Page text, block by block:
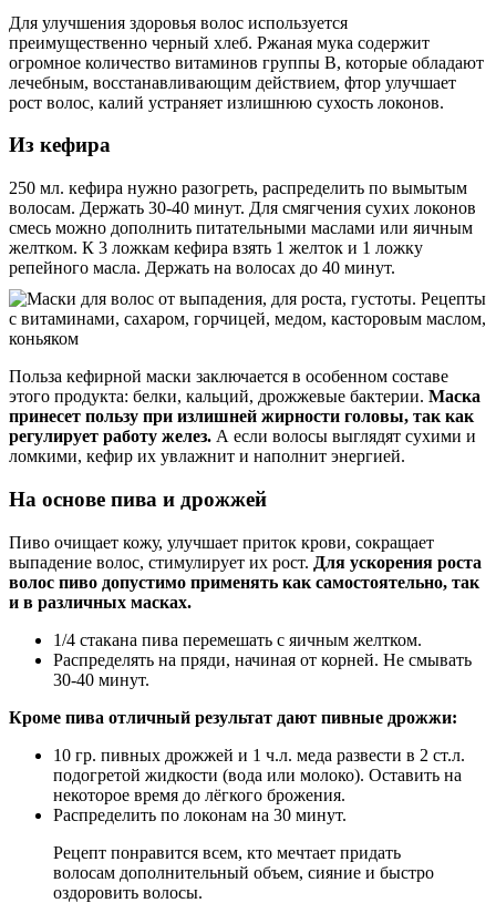
Для улучшения здоровья волос используется
преимущественно черный хлеб. Ржаная мука содержит
огромное количество витаминов группы В, которые обладают
лечебным, восстанавливающим действием, фтор улучшает
рост волос, калий устраняет излишнюю сухость локонов.
Из кефира
250 мл. кефира нужно разогреть, распределить по вымытым
волосам. Держать 30-40 минут. Для смягчения сухих локонов
смесь можно дополнить питательными маслами или яичным
желтком. К 3 ложкам кефира взять 1 желток и 1 ложку
репейного масла. Держать на волосах до 40 минут.
Польза кефирной маски заключается в особенном составе
этого продукта: белки, кальций, дрожжевые бактерии. Маска
принесет пользу при излишней жирности головы, так как
регулирует работу желез. А если волосы выглядят сухими и
ломкими, кефир их увлажнит и наполнит энергией.
На основе пива и дрожжей
Пиво очищает кожу, улучшает приток крови, сокращает
выпадение волос, стимулирует их рост. Для ускорения роста
волос пиво допустимо применять как самостоятельно, так
и в различных масках.
1/4 стакана пива перемешать с яичным желтком.
Распределять на пряди, начиная от корней. Не смывать
30-40 минут.
Кроме пива отличный результат дают пивные дрожжи:
10 гр. пивных дрожжей и 1 ч.л. меда развести в 2 ст.л.
подогретой жидкости (вода или молоко). Оставить на
некоторое время до лёгкого брожения.
Распределить по локонам на 30 минут.
Рецепт понравится всем, кто мечтает придать
волосам дополнительный объем, сияние и быстро
оздоровить волосы.